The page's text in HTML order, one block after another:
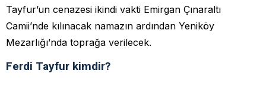
Tayfur’un cenazesi ikindi vakti Emirgan Çınaraltı
Camii’nde kılınacak namazın ardından Yeniköy
Mezarlığı’nda toprağa verilecek.
Ferdi Tayfur kimdir?